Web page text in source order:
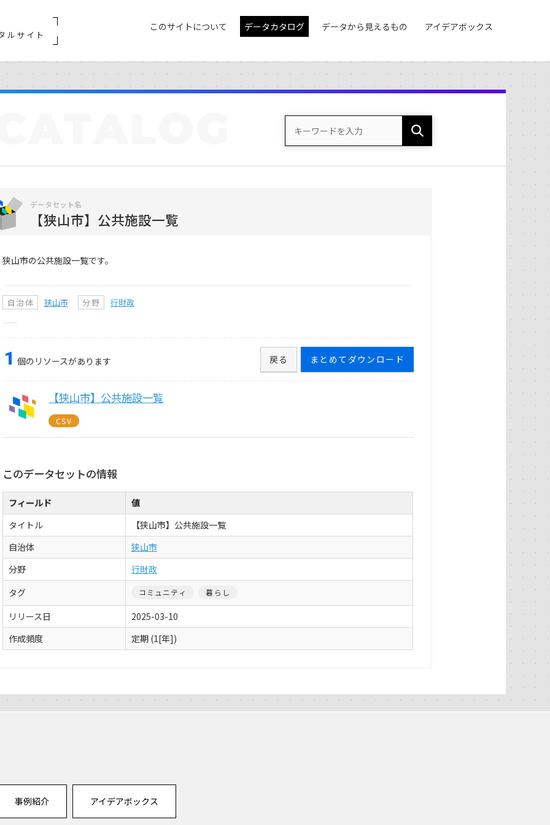
ルサイト
このサイトについて データカタログ データから見えるもの アイデアボックス
データセット名
【狭山市】公共施設一覧
狭山市の公共施設一覧です。
自治体 狭山市 分野 行財政
1 個のリソースがあります まとめてダウンロード
戻る
【狭山市】公共施設一覧
CSV
このデータセットの情報
フィールド
値
タイトル
【狭山市】公共施設一覧
自治体
狭山市
分野
行財政
タグ
コミュニティ 暮らし
リリース日
2025-03-10
作成頻度
定期 (1[年])
事例紹介 アイデアボックス